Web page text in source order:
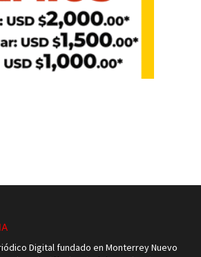
Digital fundado en Monterrey Nuevo